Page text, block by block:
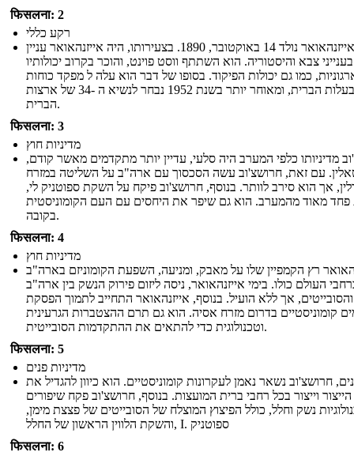
फिसलना: 2
רקע כללי
דווייט אייזנהאואר נולד 14 באוקטובר, 1890. בצעירותו, היה אייזנהאואר עניין
צבא והיסטוריה. הוא השתתף ווסט פוינט, והוכר בקרוב יכולותיו
כמו גם יכולות הפיקוד. בסופו של דבר הוא עלה ל מפקד כוחות
בעלות הברית, ומאוחר יותר בשנת 1952 נבחר לנשיא ה -34 של ארצות
הברית.
फिसलना: 3
מדיניות חוץ
מדיניותו כלפי המערב היה סלעי, עדיין יותר מתקדמים מאשר קודם,
עם זאת, חרושצ'וב עשה הסכסוך עם ארה"ב על השליטה במזרח
אך הוא סירב לוותר. בנוסף, חרושצ'וב פיקח על השקת ספוטניק לי,
פחד מאוד מהמערב. הוא גם שיפר את היחסים עם העם הקומוניסטית
בקובה.
फिसलना: 4
מדיניות חוץ
רץ הקמפיין שלו על מאבק, ומניעה, השפעת הקומוניזם בארה"ב
העולם כולו. בימי אייזנהאואר, ניסה ליזום פירוק הנשק בין ארה"ב
והסובייטים, אך ללא הועיל. בנוסף, אייזנהאואר התחייב לתמוך הפסקת
קומוניסטיים בדרום מזרח אסיה. הוא גם תרם ההצטברות הגרעינית
וטכנולוגית כדי להתאים את ההתקדמות הסובייטית.
फिसलना: 5
מדיניות פנים
חרושצ'וב נשאר נאמן לעקרונות קומוניסטיים. הוא כיוון להגדיל את
הייצור וייצור בכל רחבי ברית המועצות. בנוסף, חרושצ'וב פקח שיפורים
נשק וחלל, כולל הפיצוץ המוצלח של הסובייטים של פצצת מימן,
והשקת הלווין הראשון של החלל, I. ספוטניק
फिसलना: 6